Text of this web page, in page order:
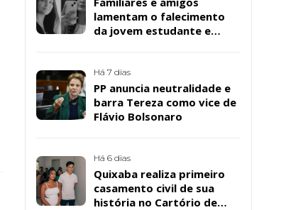
lamentam o falecimento
da jovem estudante e
Santos, em Patos
Há 7 dias
PP anuncia neutralidade e
barra Tereza como vice de
Flávio Bolsonaro
Há 6 dias
Quixaba realiza primeiro
casamento civil de sua
história no Cartório de